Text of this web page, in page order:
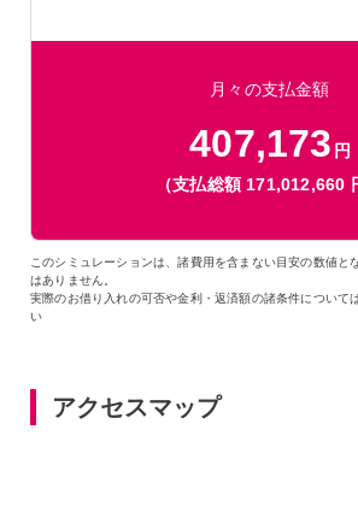
月々の支払金額
407,173 円
（支払総額 171,012,660
このシミュレーションは、諸費用を含まない目安の数値と
はありません。
実際のお借り入れの可否や金利・返済額の諸条件について
い
アクセスマップ